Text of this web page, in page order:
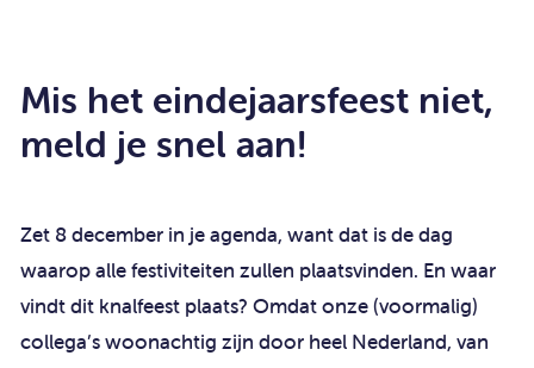
Mis het eindejaarsfeest niet,
meld je snel aan!
Zet 8 december in je agenda, want dat is de dag
waarop alle festiviteiten zullen plaatsvinden. En waar
vindt dit knalfeest plaats? Omdat onze (voormalig)
collega’s woonachtig zijn door heel Nederland, van